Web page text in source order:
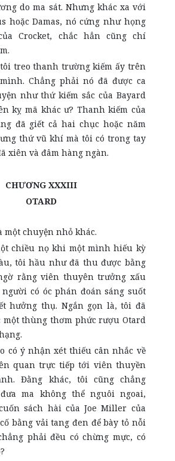
do ma sát. Nhưng khác xa với
hoặc Damas, nó cứng như họng
Crocket, chắc hẳn cũng chí
thanh trường kiếm ấy trên
Chẳng phải nó đã được ca
như thứ kiếm sắc của Bayard
kỵ mã khác ư? Thanh kiếm của
đã giết cả hai chục hoặc năm
thứ vũ khí mà tôi có trong tay
xiên và đâm hàng ngàn.
CHƯƠNG XXXIII
OTARD
chuyện nhỏ khác.
nọ khi một mình hiếu kỳ
tôi hầu như đã thu được bằng
rằng viên thuyên trưởng xấu
có óc phán đoán sáng suốt
hưởng thụ. Ngắn gọn là, tôi đã
một thùng thơm phức rượu Otard
nhận xét thiếu cân nhắc về
quan trực tiếp tới viên thuyền
Đằng khác, tôi cũng chẳng
ma không thể nguôi ngoai,
sách hài của Joe Miller của
bằng vải tang đen để bày tỏ nỗi
phải đều có chừng mực, có